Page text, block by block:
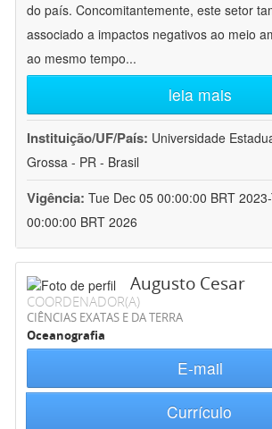
do país. Concomitantemente, este setor
associado a impactos negativos ao meio
ao mesmo tempo...
leia mais
Instituição/UF/País: Universidade
Grossa - PR - Brasil
Vigência: Tue Dec 05 00:00:00 BRT
00:00:00 BRT 2026
Augusto Cesar
COORDENADOR(A)
CIÊNCIAS EXATAS E DA TERRA
Oceanografia
E-mail
Currículo